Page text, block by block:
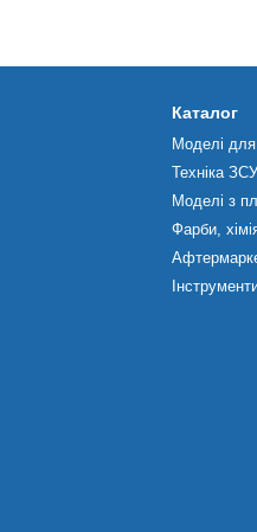
Каталог
Моделі для
Техніка ЗСУ
Моделі з
Фарби,